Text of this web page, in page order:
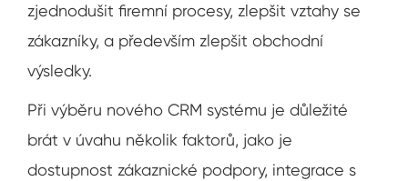
zjednodušit firemní procesy, zlepšit vztahy se
zákazníky, a především zlepšit obchodní
výsledky.
Při výběru nového CRM systému je důležité
brát v úvahu několik faktorů, jako je
dostupnost zákaznické podpory, integrace s